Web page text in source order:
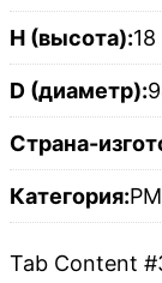
H (высота):18
D (диаметр):
Страна-
Категория:
Tab Content